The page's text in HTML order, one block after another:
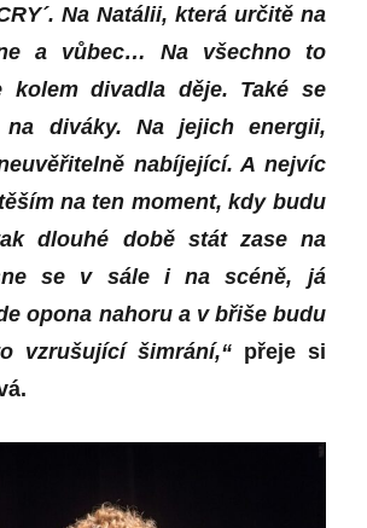
Na Natálii, která určitě na
a vůbec… Na všechno to
kolem divadla děje. Také se
diváky. Na jejich energii,
nabíjející. A nejvíc
na ten moment, kdy budu
dlouhé době stát zase na
se v sále i na scéně, já
opona nahoru a v břiše budu
vzrušující šimrání,“přeje si